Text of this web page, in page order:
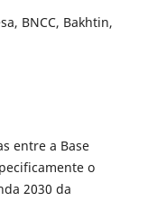
BNCC, Bakhtin,
entre a Base
o
2030 da